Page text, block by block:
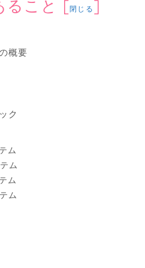
ること [閉じる ]
概要
ク
ム
ム
ム
ム